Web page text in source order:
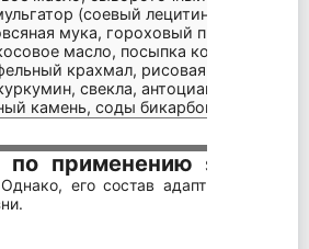
(соевый лецитин)
мука, гороховый протеин,
масло, посыпка конфетти – 2%
крахмал, рисовая мука,
свекла, антоцианы,
камень, соды бикарбонат),
по применению
Smart Cake
его состав адаптирован для